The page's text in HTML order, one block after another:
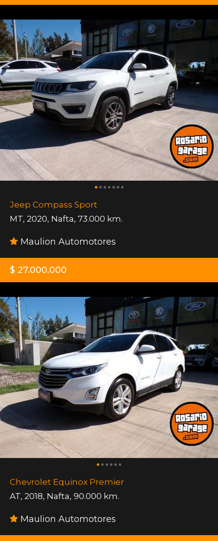
Jeep Compass Sport
MT, 2020, Nafta, 73.000 km.
Maulion Automotores
$ 27.000.000
Chevrolet Equinox Premier
AT, 2018, Nafta, 90.000 km.
Maulion Automotores